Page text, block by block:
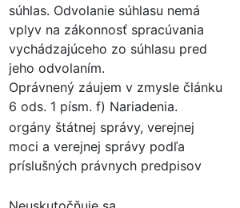
súhlas. Odvolanie súhlasu nemá
vplyv na zákonnosť spracúvania
vychádzajúceho zo súhlasu pred
jeho odvolaním.
Oprávnený záujem v zmysle článku
6 ods. 1 písm. f) Nariadenia.
orgány štátnej správy, verejnej
moci a verejnej správy podľa
príslušných právnych predpisov